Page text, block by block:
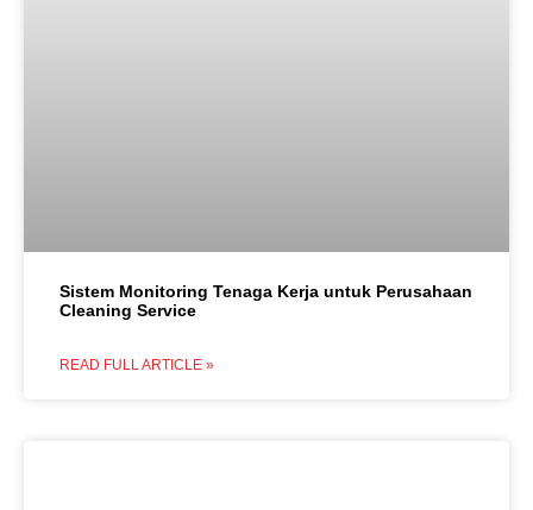
Sistem Monitoring Tenaga Kerja untuk Perusahaan
Cleaning Service
READ FULL ARTICLE »